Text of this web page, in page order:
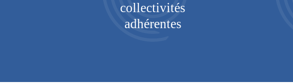
collectivités
adhérentes